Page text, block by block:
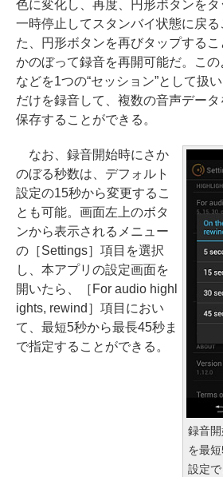
色に変化し、再度、円形ボタンを
一時停止してスタンバイ状態に戻る
た、円形ボタンを再びタップする
かのぼって録音を再開可能だ。こ
などを1つの“セッション”として扱
だけを録音して、複数の音声データ
保存することができる。
録音
を最
設定で
なお、録音開始時にさか
のぼる秒数は、デフォルト
設定の15秒から変更するこ
とも可能。画面左上のボタ
ンから表示されるメニュー
の［Settings］項目を選択
し、本アプリの設定画面を
開いたら、［For audio highl
ights, rewind］項目におい
て、最短5秒から最長45秒ま
で指定することができる。